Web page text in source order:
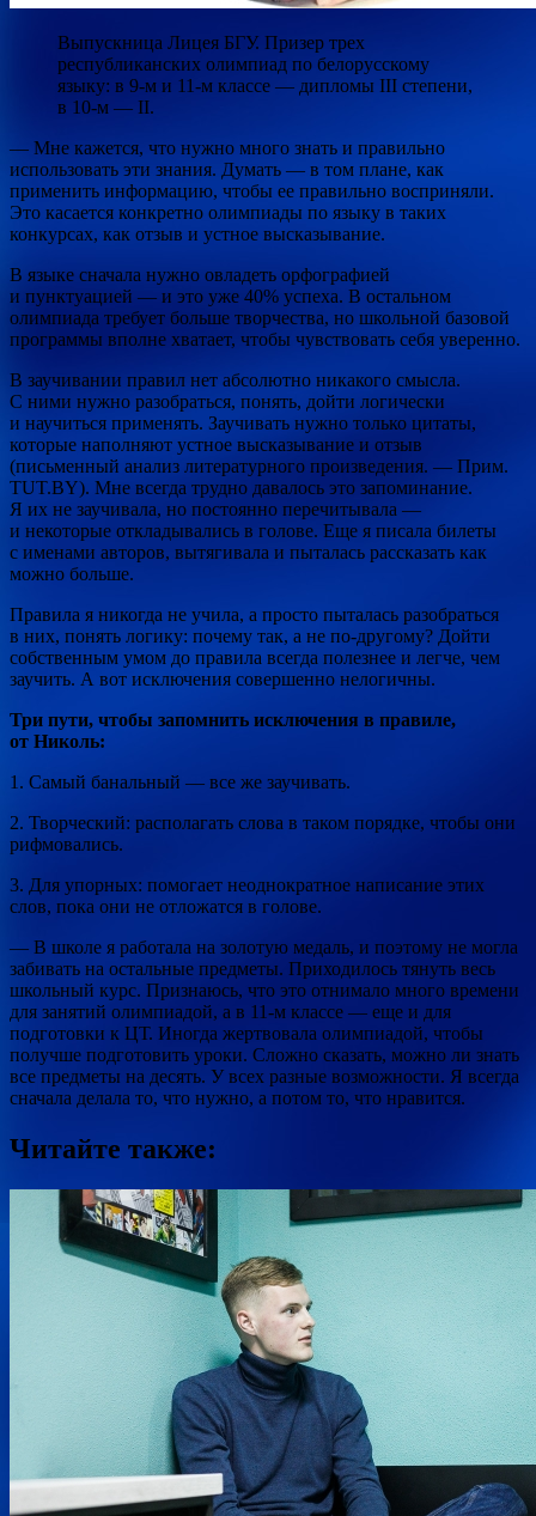
Выпускница Лицея БГУ. Призер трех
республиканских олимпиад по белорусскому
языку: в 9-м и 11-м классе — дипломы III степени,
в 10-м — II.
— Мне кажется, что нужно много знать и правильно
использовать эти знания. Думать — в том плане, как
применить информацию, чтобы ее правильно восприняли.
Это касается конкретно олимпиады по языку в таких
конкурсах, как отзыв и устное высказывание.
В языке сначала нужно овладеть орфографией
и пунктуацией — и это уже 40% успеха. В остальном
олимпиада требует больше творчества, но школьной базовой
программы вполне хватает, чтобы чувствовать себя уверенно.
В заучивании правил нет абсолютно никакого смысла.
С ними нужно разобраться, понять, дойти логически
и научиться применять. Заучивать нужно только цитаты,
которые наполняют устное высказывание и отзыв
(письменный анализ литературного произведения. — Прим.
TUT.BY). Мне всегда трудно давалось это запоминание.
Я их не заучивала, но постоянно перечитывала —
и некоторые откладывались в голове. Еще я писала билеты
с именами авторов, вытягивала и пыталась рассказать как
можно больше.
Правила я никогда не учила, а просто пыталась разобраться
в них, понять логику: почему так, а не по-другому? Дойти
собственным умом до правила всегда полезнее и легче, чем
заучить. А вот исключения совершенно нелогичны.
Три пути, чтобы запомнить исключения в правиле,
от Николь:
1. Самый банальный — все же заучивать.
2. Творческий: располагать слова в таком порядке, чтобы они
рифмовались.
3. Для упорных: помогает неоднократное написание этих
слов, пока они не отложатся в голове.
— В школе я работала на золотую медаль, и поэтому не могла
забивать на остальные предметы. Приходилось тянуть весь
школьный курс. Признаюсь, что это отнимало много времени
для занятий олимпиадой, а в 11-м классе — еще и для
подготовки к ЦТ. Иногда жертвовала олимпиадой, чтобы
получше подготовить уроки. Сложно сказать, можно ли знать
все предметы на десять. У всех разные возможности. Я всегда
сначала делала то, что нужно, а потом то, что нравится.
Читайте также: